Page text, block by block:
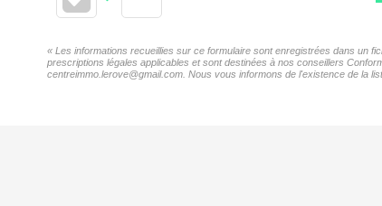
« Les informations recueillies sur ce formulaire sont enregistrées dans un
prescriptions légales applicables et sont destinées à nos conseillers
centreimmo.lerove@gmail.com. Nous vous informons de l'existence de la